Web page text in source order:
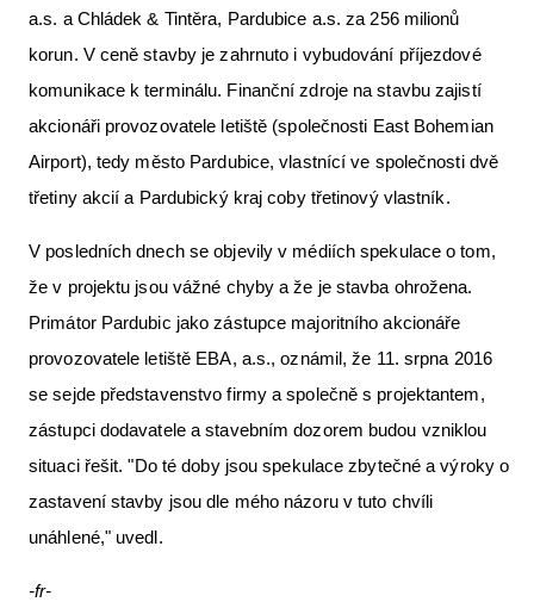
a.s. a Chládek & Tintěra, Pardubice a.s. za 256 milionů
korun. V ceně stavby je zahrnuto i vybudování příjezdové
komunikace k terminálu. Finanční zdroje na stavbu zajistí
akcionáři provozovatele letiště (společnosti East Bohemian
Airport), tedy město Pardubice, vlastnící ve společnosti dvě
třetiny akcií a Pardubický kraj coby třetinový vlastník.
V posledních dnech se objevily v médiích spekulace o tom,
že v projektu jsou vážné chyby a že je stavba ohrožena.
Primátor Pardubic jako zástupce majoritního akcionáře
provozovatele letiště EBA, a.s., oznámil, že 11. srpna 2016
se sejde představenstvo firmy a společně s projektantem,
zástupci dodavatele a stavebním dozorem budou vzniklou
situaci řešit. "Do té doby jsou spekulace zbytečné a výroky o
zastavení stavby jsou dle mého názoru v tuto chvíli
unáhlené," uvedl.
-fr-